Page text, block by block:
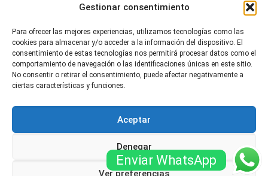
Gestionar consentimiento
Para ofrecer las mejores experiencias, utilizamos tecnologías como las
cookies para almacenar y/o acceder a la información del dispositivo. El
consentimiento de estas tecnologías nos permitirá procesar datos como el
comportamiento de navegación o las identificaciones únicas en este sitio.
No consentir o retirar el consentimiento, puede afectar negativamente a
ciertas características y funciones.
Aceptar
Denegar
Ver preferencias
febrero 2022
mayo 2021
noviembre 2020
© fisioterapiacosalut.com. Todos los derechos
Sitemap-Política de Privacidad
Enviar WhatsApp